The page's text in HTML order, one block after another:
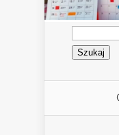
Szukaj: